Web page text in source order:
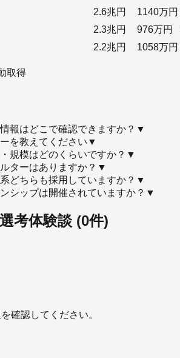
2.6兆円 1140万円
2.3兆円 976万円
2.2兆円 1058万円
取得
報はどこで確認できますか？ ▼
を教えてください ▼
規模はどのくらいですか？ ▼
ターはありますか？ ▼
どちらも採用していますか？ ▼
シップは開催されていますか？ ▼
考体験談 (0件)
確認してください。